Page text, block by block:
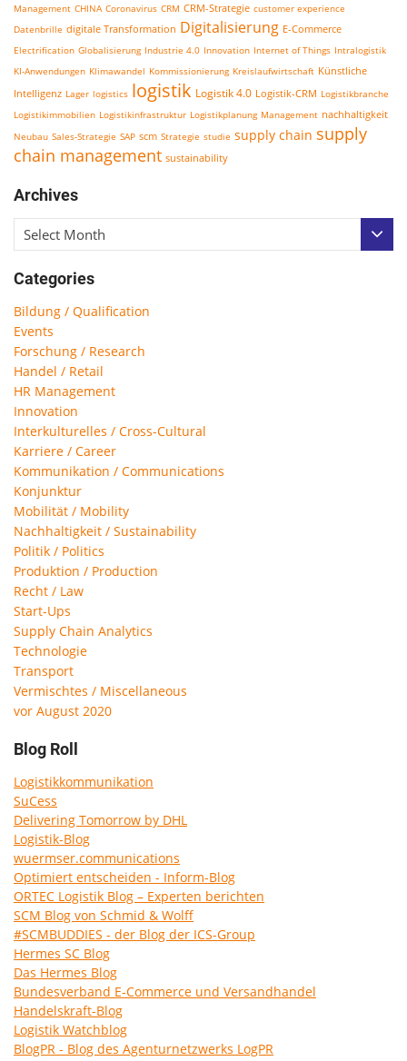
Management CHINA Coronavirus CRM CRM-Strategie customer experience
Datenbrille digitale Transformation Digitalisierung E-Commerce
Electrification Globalisierung Industrie 4.0 Innovation Internet of Things Intralogistik
KI-Anwendungen Klimawandel Kommissionierung Kreislaufwirtschaft Künstliche
Intelligenz Lager logistics logistik Logistik 4.0 Logistik-CRM Logistikbranche
Logistikimmobilien Logistikinfrastruktur Logistikplanung Management nachhaltigkeit
Neubau Sales-Strategie SAP scm Strategie studie supply chain supply
chain management sustainability
Archives
Select Month
Categories
Bildung / Qualification
Events
Forschung / Research
Handel / Retail
HR Management
Innovation
Interkulturelles / Cross-Cultural
Karriere / Career
Kommunikation / Communications
Konjunktur
Mobilität / Mobility
Nachhaltigkeit / Sustainability
Politik / Politics
Produktion / Production
Recht / Law
Start-Ups
Supply Chain Analytics
Technologie
Transport
Vermischtes / Miscellaneous
vor August 2020
Blog Roll
Logistikkommunikation
SuCess
Delivering Tomorrow by DHL
Logistik-Blog
wuermser.communications
Optimiert entscheiden - Inform-Blog
ORTEC Logistik Blog – Experten berichten
SCM Blog von Schmid & Wolff
#SCMBUDDIES - der Blog der ICS-Group
Hermes SC Blog
Das Hermes Blog
Bundesverband E-Commerce und Versandhandel
Handelskraft-Blog
Logistik Watchblog
BlogPR - Blog des Agenturnetzwerks LogPR